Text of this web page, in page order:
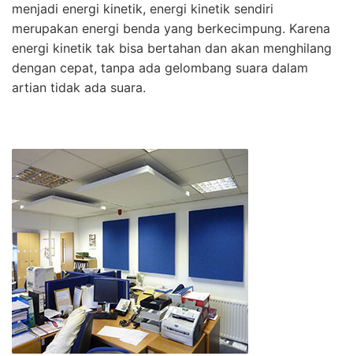
menjadi energi kinetik, energi kinetik sendiri
merupakan energi benda yang berkecimpung. Karena
energi kinetik tak bisa bertahan dan akan menghilang
dengan cepat, tanpa ada gelombang suara dalam
artian tidak ada suara.